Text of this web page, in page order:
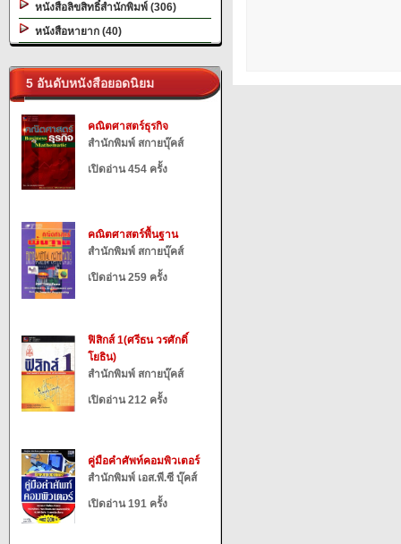
หนังสือลิขสิทธิ์สำนักพิมพ์ (306)
หนังสือหายาก (40)
5 อันดับหนังสือยอดนิยม
คณิตศาสตร์ธุรกิจ
สำนักพิมพ์ สกายบุ๊คส์
เปิดอ่าน 454 ครั้ง
คณิตศาสตร์พื้นฐาน
สำนักพิมพ์ สกายบุ๊คส์
เปิดอ่าน 259 ครั้ง
ฟิสิกส์ 1(ศรีธน วรศักดิ์
โยธิน)
สำนักพิมพ์ สกายบุ๊คส์
เปิดอ่าน 212 ครั้ง
คู่มือคำศัพท์คอมพิวเตอร์
สำนักพิมพ์ เอส.พี.ซี บุ๊คส์
เปิดอ่าน 191 ครั้ง